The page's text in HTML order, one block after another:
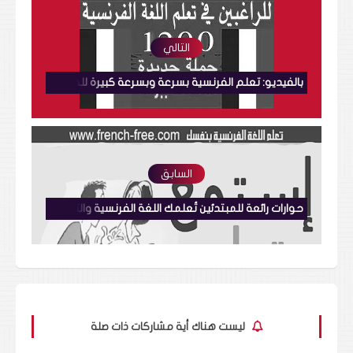
التالي
السابق
ليست هناك أية مشاركات ذات صلة